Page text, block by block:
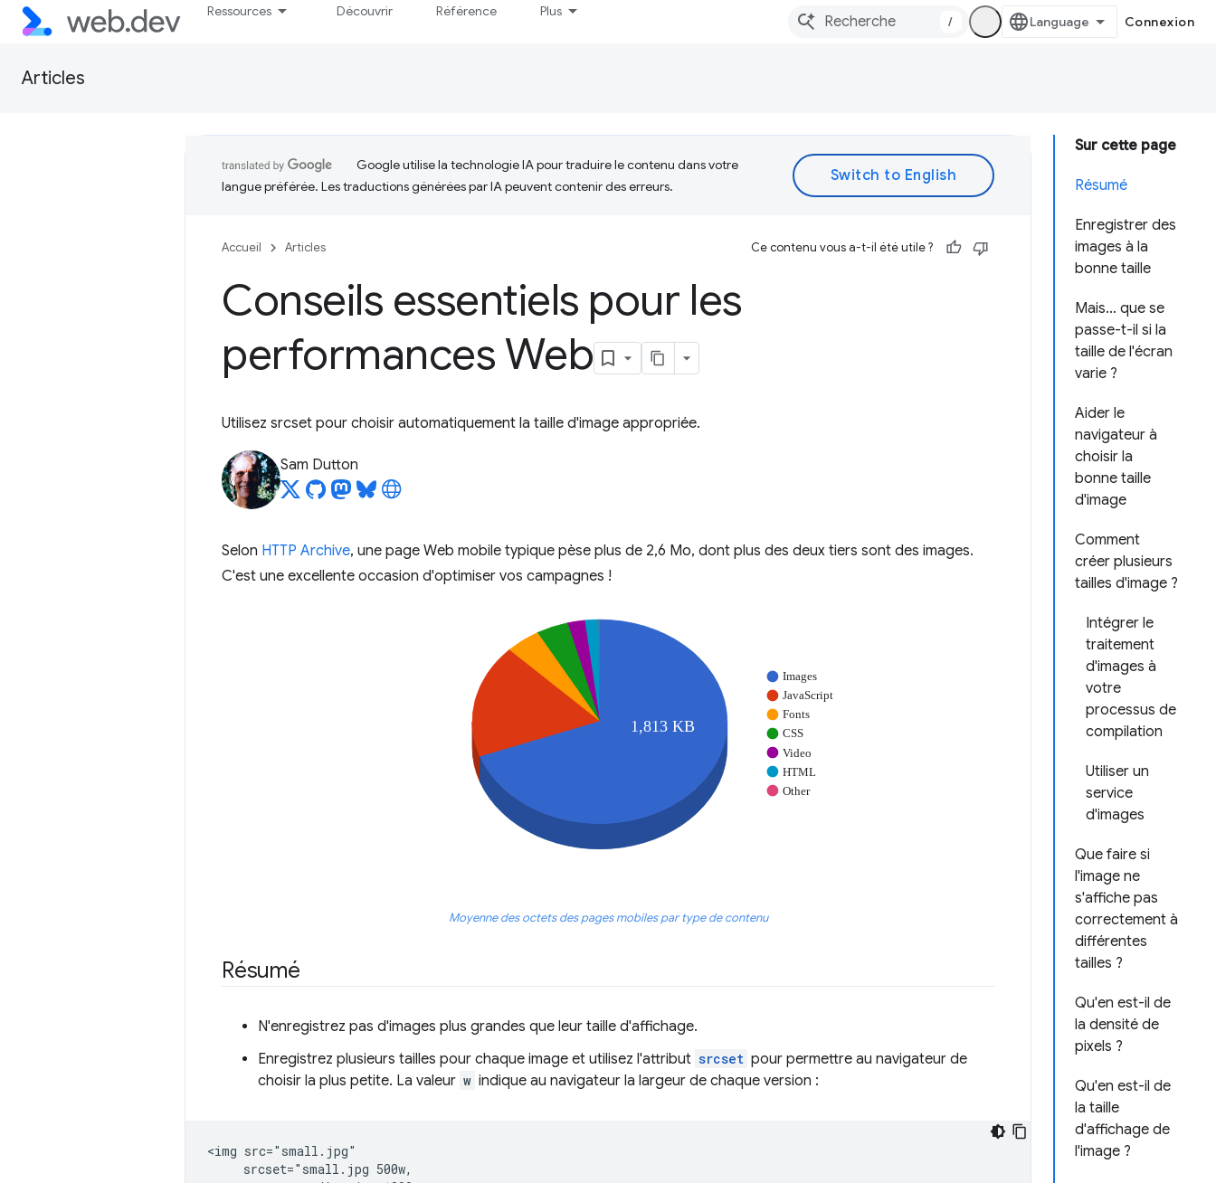
Ressources Découvrir Référence Plus
/ Connexion
Articles
Sur cette page
Résumé
Enregistrer des
images à la
bonne taille
Mais… que se
passe-t-il si la
taille de l'écran
varie ?
Aider le
navigateur à
choisir la
bonne taille
d'image
Comment
créer plusieurs
tailles d'image ?
Intégrer le
traitement
d'images à
votre
processus de
compilation
Utiliser un
service
d'images
Que faire si
l'image ne
s'affiche pas
correctement à
différentes
tailles ?
Qu'en est-il de
la densité de
pixels ?
Qu'en est-il de
la taille
d'affichage de
l'image ?
Google utilise la technologie IA pour traduire le contenu dans votre
langue préférée. Les traductions générées par IA peuvent contenir des erreurs.
Accueil Articles Ce contenu vous a-t-il été utile ?
Conseils essentiels pour les
performances Web
Utilisez srcset pour choisir automatiquement la taille d'image appropriée.
Sam Dutton
Selon HTTP Archive, une page Web mobile typique pèse plus de 2,6 Mo, dont plus des deux tiers sont des images.
C'est une excellente occasion d'optimiser vos campagnes !
Moyenne des octets des pages mobiles par type de contenu
Résumé
N'enregistrez pas d'images plus grandes que leur taille d'affichage.
Enregistrez plusieurs tailles pour chaque image et utilisez l'attribut srcset pour permettre au navigateur de
choisir la plus petite. La valeur w indique au navigateur la largeur de chaque version :
<img src="small.jpg"
     srcset="small.jpg 500w,